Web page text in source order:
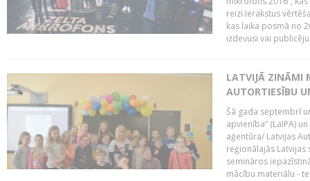
reizi.Ierakstus
kas laika posmā no
izdevusi vai
LATVIJĀ ZINĀMI
AUTORTIESĪBU
Šā gada septembrī
apvienība” (LaIPA)
aģentūra/ Latvijas
reģionālajās
semināros
mācību materiālu -